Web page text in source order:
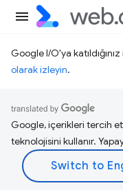
Google I/O'ya
olarak izleyin.
Google, içerikleri tercih
teknolojisini kullanır.